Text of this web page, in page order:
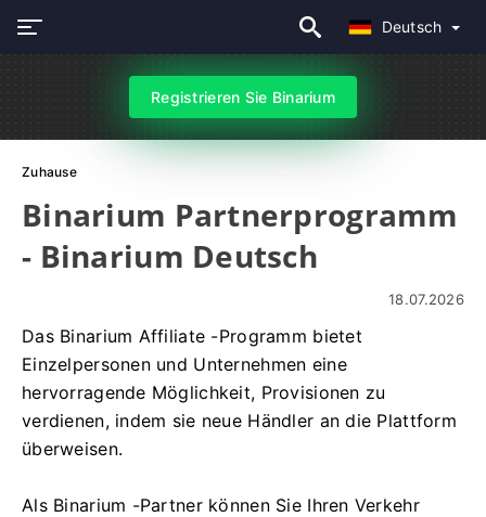
Deutsch
Registrieren Sie Binarium
Zuhause
Binarium Partnerprogramm
- Binarium Deutsch
18.07.2026
Das Binarium Affiliate -Programm bietet
Einzelpersonen und Unternehmen eine
hervorragende Möglichkeit, Provisionen zu
verdienen, indem sie neue Händler an die Plattform
überweisen.
Als Binarium -Partner können Sie Ihren Verkehr